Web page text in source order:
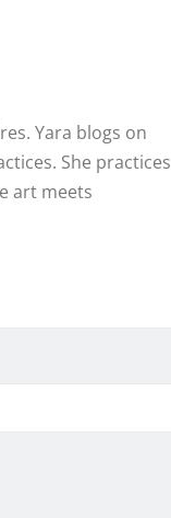
Yara blogs on
She practices
art meets